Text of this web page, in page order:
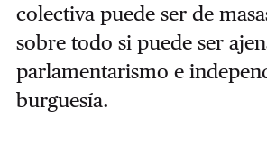
colectiva puede ser de
sobre todo si puede ser
parlamentarismo e
burguesía.